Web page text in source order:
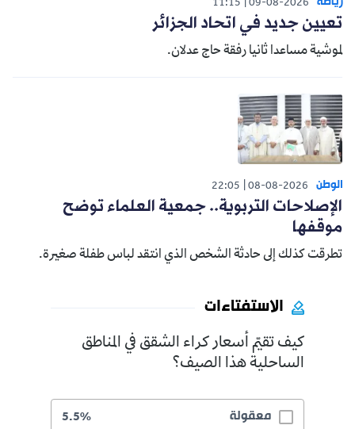
09-08-2026
11:15
تعيين جديد في اتحاد الجزائر
لموشية مساعدا ثانيا رفقة حاج عدلان.
الوطن 08-08-2026
22:05
الإصلاحات التربوية.. جمعية العلماء توضح
موقفها
تطرقت كذلك إلى حادثة الشخص الذي انتقد لباس طفلة صغيرة.
الاستفتاءات
كيف تقيّم أسعار كراء الشقق في المناطق
الساحلية هذا الصيف؟
معقولة 5.5%